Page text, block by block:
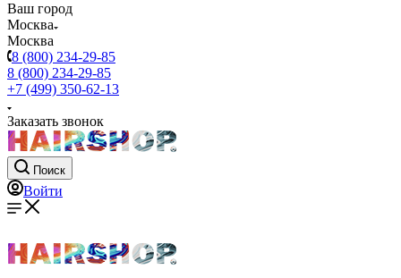
Ваш город
Москва
Москва
8 (800) 234-29-85
8 (800) 234-29-85
+7 (499) 350-62-13
Заказать звонок
Поиск
Войти